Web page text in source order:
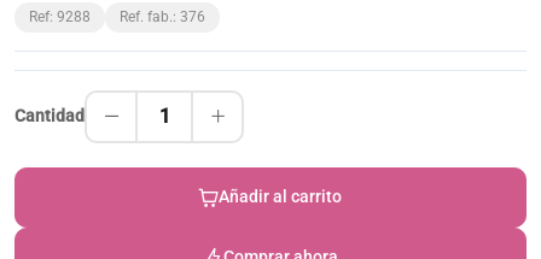
Ref: 9288 Ref. fab.: 376
Cantidad 1
Añadir al carrito